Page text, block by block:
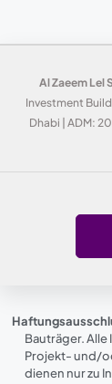
Al Zaeem Lel
Investment
Dhabi | ADM:
Bauträger.
Projekt- und/
dienen nur zu